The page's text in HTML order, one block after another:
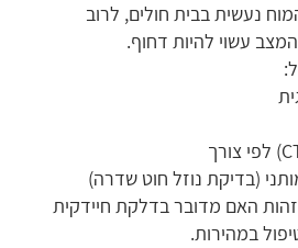
נעשית בבית חולים, לרוב
עשוי להיות דחוף.
(בדיקת נוזל חוט שדרה)
האם מדובר בדלקת חיידקית
במהירות.